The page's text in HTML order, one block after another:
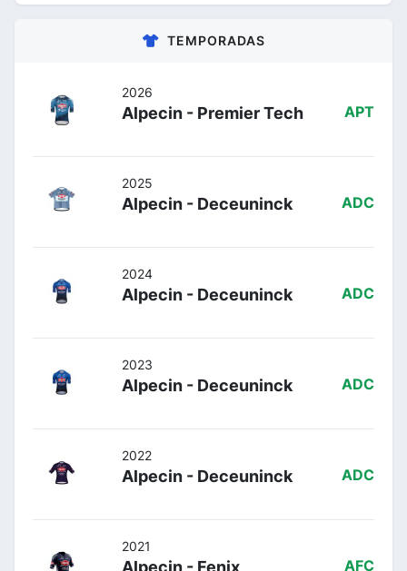
TEMPORADAS
2026
Alpecin - Premier Tech APT
2025
Alpecin - Deceuninck ADC
2024
Alpecin - Deceuninck ADC
2023
Alpecin - Deceuninck ADC
2022
Alpecin - Deceuninck ADC
2021
Alpecin - Fenix AFC